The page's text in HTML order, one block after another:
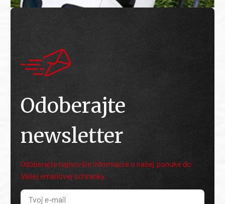
Odoberajte
newsletter
Odoberajte najnovšie informácie o našej ponuke do
Vašej emailovej schránky.